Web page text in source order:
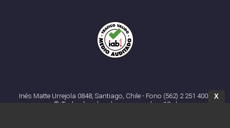
Inés Matte Urrejola 0848, Santiago, Chile - Fono (562) 2 251 4000
© Todos los derechos reservados. 13.cl
X